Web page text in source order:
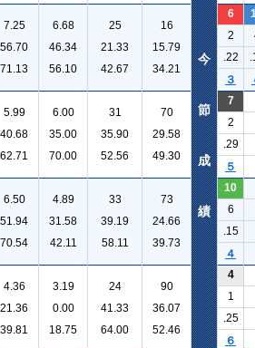
7.25
56.70
71.13
6.68
46.34
56.10
25
21.33
42.67
16
15.79
34.21
6
2
.22
３
5.99
40.68
62.71
6.00
35.00
70.00
31
35.90
52.56
70
29.58
49.30
7
2
.29
５
6.50
51.94
70.54
4.89
31.58
42.11
33
39.19
58.11
73
24.66
39.73
10
6
.15
４
4.36
21.36
39.81
3.19
0.00
18.75
24
41.33
64.00
90
36.07
52.46
4
1
.25
６
今
節
成
績